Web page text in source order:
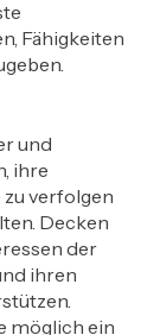
Fähigkeiten
und
ihre
zu verfolgen
Decken
der
ihren
möglich ein